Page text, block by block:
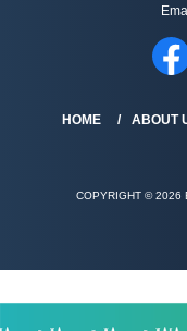
HOME ABOUT
COPYRIGHT © 2026